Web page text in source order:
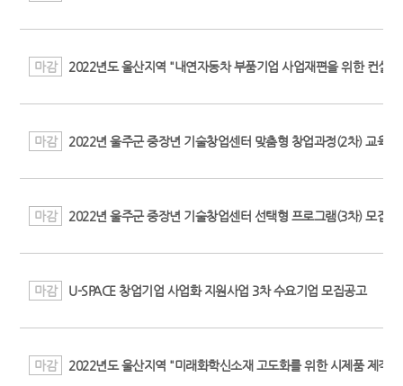
마감 2022년도 울산지역 "내연자동차 부품기업 사업재편을 위한 컨설
마감 2022년 울주군 중장년 기술창업센터 맞춤형 창업과정(2차) 교육생
마감 2022년 울주군 중장년 기술창업센터 선택형 프로그램(3차) 모집공
마감 U-SPACE 창업기업 사업화 지원사업 3차 수요기업 모집공고
마감 2022년도 울산지역 "미래화학신소재 고도화를 위한 시제품 제작